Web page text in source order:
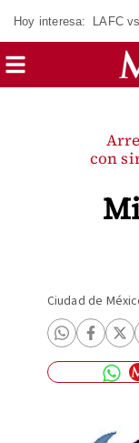
Hoy interesa: LAFC
con
Ciudad de